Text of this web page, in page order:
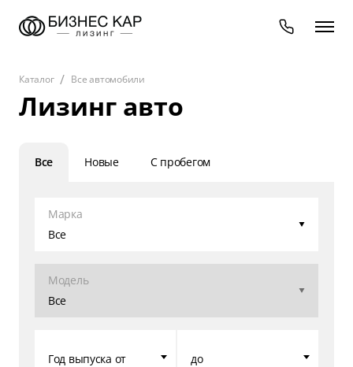
Каталог Все автомобили
Лизинг авто
Все Новые С пробегом
Марка
Все
Модель
Все
Год выпуска от до